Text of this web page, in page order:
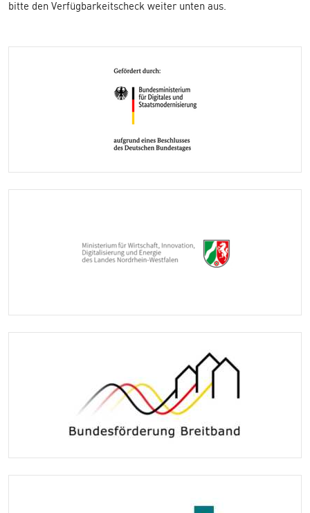
bitte den Verfügbarkeitscheck weiter unten aus.